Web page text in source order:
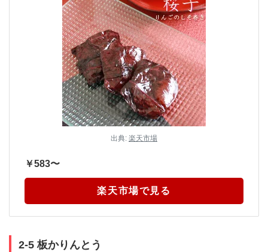
出典: 楽天市場
￥583〜
楽天市場で見る
2-5 板かりんとう